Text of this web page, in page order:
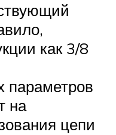
как 3/8
параметров
на
цепи